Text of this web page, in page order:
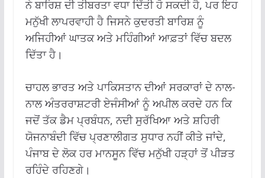
ਨੇ ਬਾਰਿਸ਼ ਦੀ ਤੀਬਰਤਾ ਵਧਾ ਦਿੱਤੀ ਹੋ ਸਕਦੀ ਹੈ, ਪਰ ਇਹ
ਮਨੁੱਖੀ ਲਾਪਰਵਾਹੀ ਹੈ ਜਿਸਨੇ ਕੁਦਰਤੀ ਬਾਰਿਸ਼ ਨੂੰ
ਅਜਿਹੀਆਂ ਘਾਤਕ ਅਤੇ ਮਹਿੰਗੀਆਂ ਆਫ਼ਤਾਂ ਵਿੱਚ ਬਦਲ
ਦਿੱਤਾ ਹੈ।
ਚਾਹਲ ਭਾਰਤ ਅਤੇ ਪਾਕਿਸਤਾਨ ਦੀਆਂ ਸਰਕਾਰਾਂ ਦੇ ਨਾਲ-
ਨਾਲ ਅੰਤਰਰਾਸ਼ਟਰੀ ਏਜੰਸੀਆਂ ਨੂੰ ਅਪੀਲ ਕਰਦੇ ਹਨ ਕਿ
ਜਦੋਂ ਤੱਕ ਡੈਮ ਪ੍ਰਬੰਧਨ, ਨਦੀ ਸੁਰੱਖਿਆ ਅਤੇ ਸ਼ਹਿਰੀ
ਯੋਜਨਾਬੰਦੀ ਵਿੱਚ ਪ੍ਰਣਾਲੀਗਤ ਸੁਧਾਰ ਨਹੀਂ ਕੀਤੇ ਜਾਂਦੇ,
ਪੰਜਾਬ ਦੇ ਲੋਕ ਹਰ ਮਾਨਸੂਨ ਵਿੱਚ ਮਨੁੱਖੀ ਹੜ੍ਹਾਂ ਤੋਂ ਪੀੜਤ
ਰਹਿੰਦੇ ਰਹਿਣਗੇ।